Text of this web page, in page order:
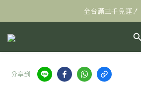
全台滿三千免運！
全台滿三千免運！
萬眾矚目! Alastin阿萊絲汀私
分享到